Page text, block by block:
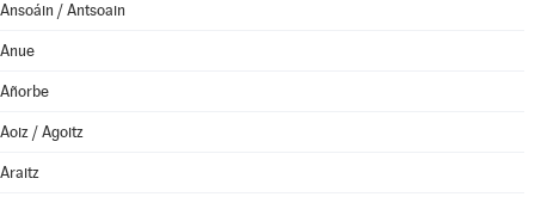
Ansoáin / Antsoain
Anue
Añorbe
Aoiz / Agoitz
Araitz